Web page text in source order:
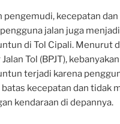
pengemudi, kecepatan dan
jalan juga
di Tol Cipali. Menurut
Tol (BPJT), kebanyakan
terjadi karena
kecepatan dan tidak
kendaraan di depannya.